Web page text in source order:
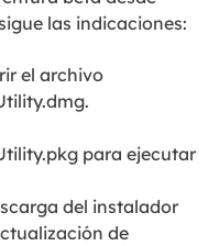
las indicaciones:
el archivo
para ejecutar
del instalador
de